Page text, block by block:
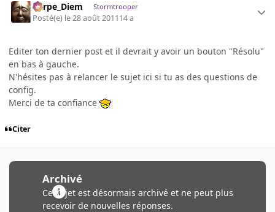
Carpe_Diem Stormtrooper
Posté(e) le 28 août 201114 a
Editer ton dernier post et il devrait y avoir un bouton "Résolu"
en bas à gauche.
N'hésites pas à relancer le sujet ici si tu as des questions de
config.
Merci de ta confiance
Citer
Archivé
Ce sujet est désormais archivé et ne peut plus
recevoir de nouvelles réponses.